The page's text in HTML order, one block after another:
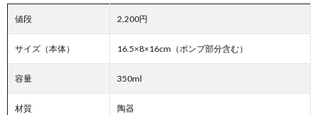
値段 2,200円
サイズ（本体） 16.5×8×16cm（ポンプ部分含む）
容量 350ml
材質 陶器